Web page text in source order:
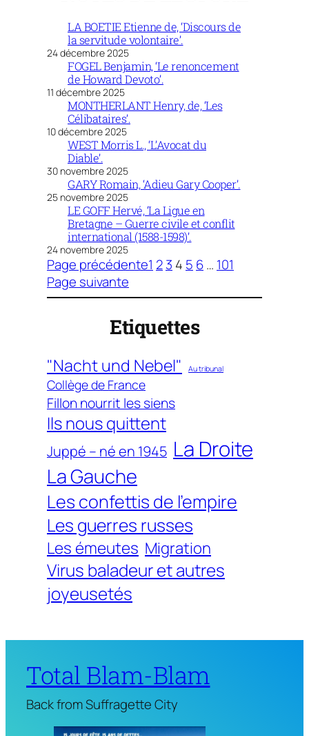
LA BOETIE Etienne de, ‘Discours de
la servitude volontaire’.
24 décembre 2025
FOGEL Benjamin, ‘Le renoncement
de Howard Devoto’.
11 décembre 2025
MONTHERLANT Henry, de, ‘Les
Célibataires’.
10 décembre 2025
WEST Morris L., ‘L’Avocat du
Diable’.
30 novembre 2025
GARY Romain, ‘Adieu Gary Cooper’.
25 novembre 2025
LE GOFF Hervé, ‘La Ligue en
Bretagne – Guerre civile et conflit
international (1588-1598)’.
24 novembre 2025
Page précédente1 23 4 5 6… 101
Page suivante
Etiquettes
"Nacht und Nebel" Au tribunal
Collège de France
Fillon nourrit les siens
Ils nous quittent
Juppé – né en 1945 La Droite
La Gauche
Les confettis de l'empire
Les guerres russes
Les émeutes Migration
Virus baladeur et autres
joyeusetés
Total Blam-Blam
Back from Suffragette City